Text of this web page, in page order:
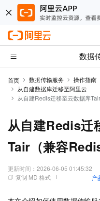
数据
首页 数据传输服务 操作指南
从自建数据库迁移至阿里云
从自建Redis迁移至云数据库
从自建Redis迁
Tair（兼容Redis
更新时间： 2026-06-05 01:45:32
复制 MD 格式
产